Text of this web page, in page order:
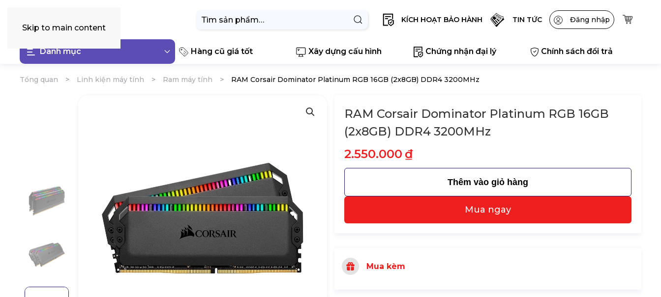
Skip to main content
Tìm
KÍCH HOẠT BẢO HÀNH TIN TỨC Đăng nhập
Danh mục Hàng cũ giá tốt Xây dựng cấu hình Chứng nhận đại lý Chính sách đổi trả
Tổng quan Linh kiện máy tính Ram máy tính RAM Corsair Dominator Platinum RGB 16GB (2x8GB) DDR4 3200MHz
RAM Corsair Dominator Platinum RGB 16GB
(2x8GB) DDR4 3200MHz
2.550.000 ₫
Thêm vào giỏ hàng
Mua ngay
Mua kèm